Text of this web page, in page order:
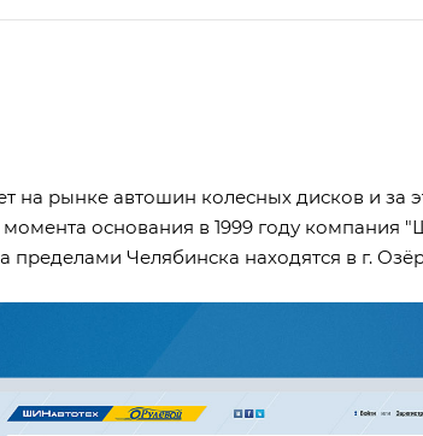
на рынке автошин колесных дисков и за
основания в 1999 году компания
пределами Челябинска находятся в г.